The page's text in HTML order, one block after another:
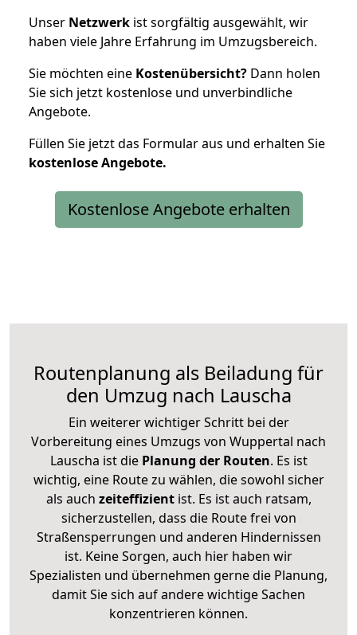
Unser Netzwerk ist sorgfältig ausgewählt, wir
haben viele Jahre Erfahrung im Umzugsbereich.
Sie möchten eine Kostenübersicht? Dann holen
Sie sich jetzt kostenlose und unverbindliche
Angebote.
Füllen Sie jetzt das Formular aus und erhalten Sie
kostenloseAngebote.
Kostenlose Angebote erhalten
Routenplanung als Beiladung für
den Umzug nach Lauscha
Ein weiterer wichtiger Schritt bei der
Vorbereitung eines Umzugs von Wuppertal nach
Lauscha ist diePlanung der Routen. Es ist
wichtig, eine Route zu wählen, die sowohl sicher
als auch zeiteffizientist. Es ist auch ratsam,
sicherzustellen, dass die Route frei von
Straßensperrungen und anderen Hindernissen
ist. Keine Sorgen, auch hier haben wir
Spezialisten und übernehmen gerne die Planung,
damit Sie sich auf andere wichtige Sachen
konzentrieren können.